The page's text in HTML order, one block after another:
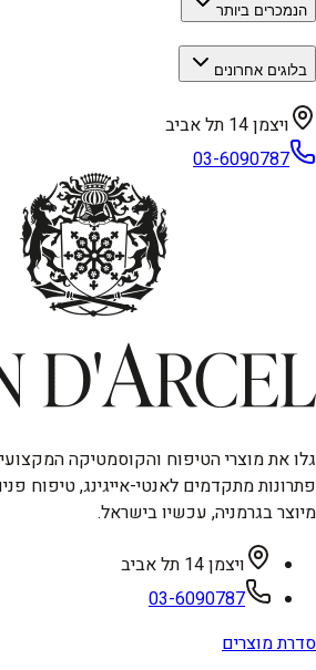
הנמכרים ביותר
בלוגים אחרונים
ויצמן 14 תל אביב
03-6090787
פתרונות מתקדמים לאנטי-אייגינג, טיפוח
מיוצר בגרמניה, עכשיו בישראל.
ויצמן 14 תל אביב
03-6090787
סדרת מוצרים